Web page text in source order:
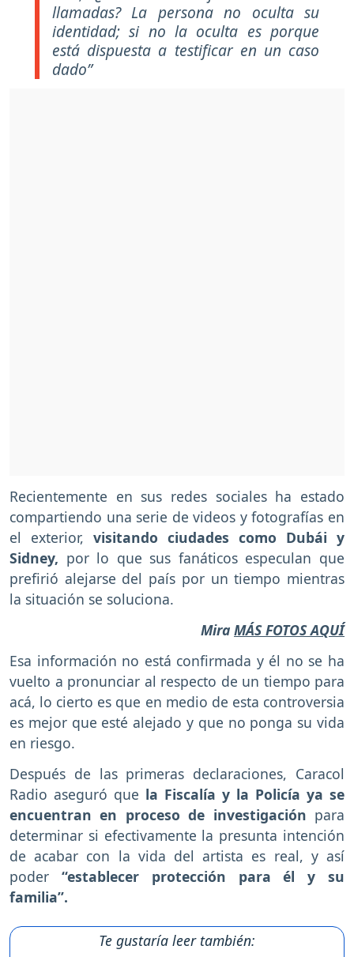
llamadas? La persona no oculta su
identidad; si no la oculta es porque
está dispuesta a testificar en un caso
dado”
Recientemente en sus redes sociales ha estado
compartiendo una serie de videos y fotografías en
el exterior, visitando ciudades como Dubái y
Sidney, por lo que sus fanáticos especulan que
prefirió alejarse del país por un tiempo mientras
la situación se soluciona.
Mira MÁS FOTOS AQUÍ
Esa información no está confirmada y él no se ha
vuelto a pronunciar al respecto de un tiempo para
acá, lo cierto es que en medio de esta controversia
es mejor que esté alejado y que no ponga su vida
en riesgo.
Después de las primeras declaraciones, Caracol
Radio aseguró que la Fiscalía y la Policía ya se
encuentran en proceso de investigación para
determinar si efectivamente la presunta intención
de acabar con la vida del artista es real, y así
poder “establecer protección para él y su
familia”.
Te gustaría leer también: